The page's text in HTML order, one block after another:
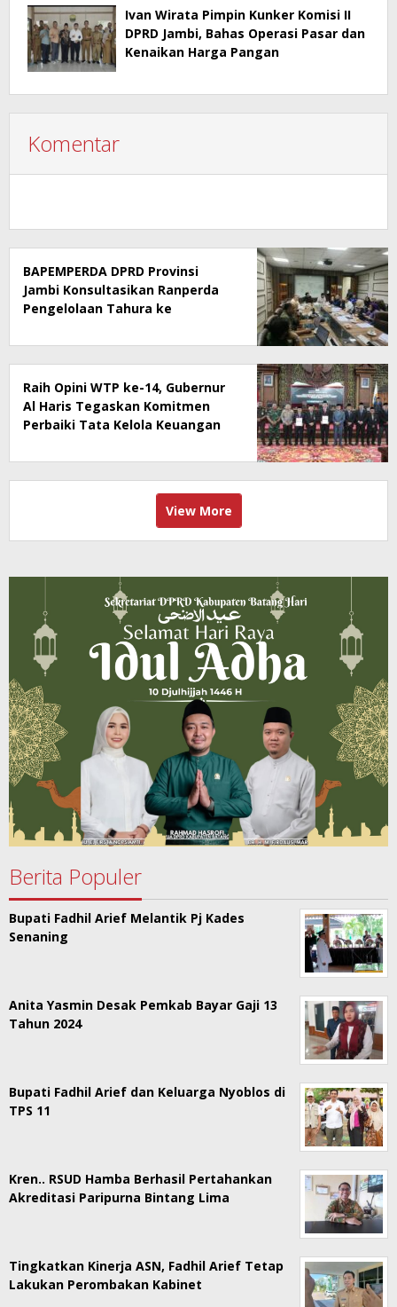
Ivan Wirata Pimpin Kunker Komisi II
DPRD Jambi, Bahas Operasi Pasar dan
Kenaikan Harga Pangan
Komentar
BAPEMPERDA DPRD Provinsi
Jambi Konsultasikan Ranperda
Pengelolaan Tahura ke
Raih Opini WTP ke-14, Gubernur
Al Haris Tegaskan Komitmen
Perbaiki Tata Kelola Keuangan
View More
Berita Populer
Bupati Fadhil Arief Melantik Pj Kades
Senaning
Anita Yasmin Desak Pemkab Bayar Gaji 13
Tahun 2024
Bupati Fadhil Arief dan Keluarga Nyoblos di
TPS 11
Kren.. RSUD Hamba Berhasil Pertahankan
Akreditasi Paripurna Bintang Lima
Tingkatkan Kinerja ASN, Fadhil Arief Tetap
Lakukan Perombakan Kabinet